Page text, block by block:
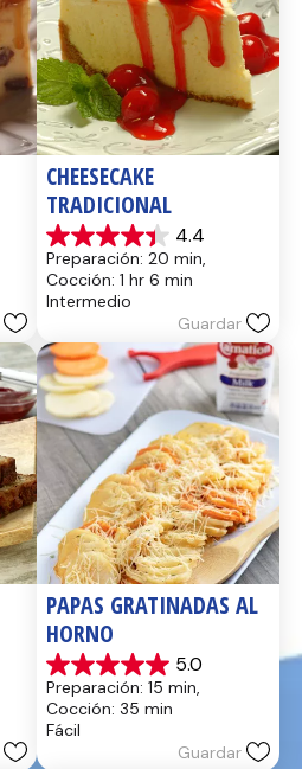
CHEESECAKE
TRADICIONAL
4.4
4.4
de
5
estrellas.
reseñas
Preparación: 20 min,
Cocción: 1 hr 6 min
Intermedio
Guardar
PAPAS GRATINADAS AL
HORNO
5.0
5.0
de
5
estrellas.
Preparación: 15 min,
Cocción: 35 min
Fácil
Guardar